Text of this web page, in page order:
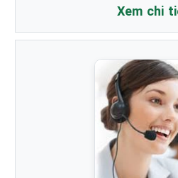
Xem chi